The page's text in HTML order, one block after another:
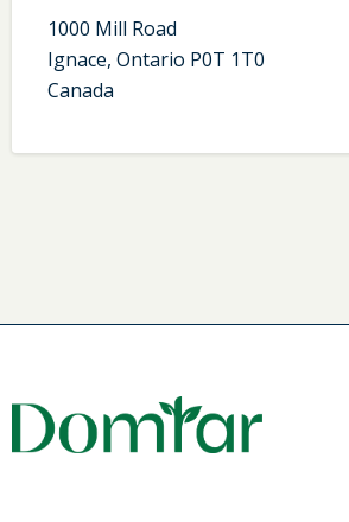
1000 Mill Road
Ignace, Ontario P0T 1T0
Canada